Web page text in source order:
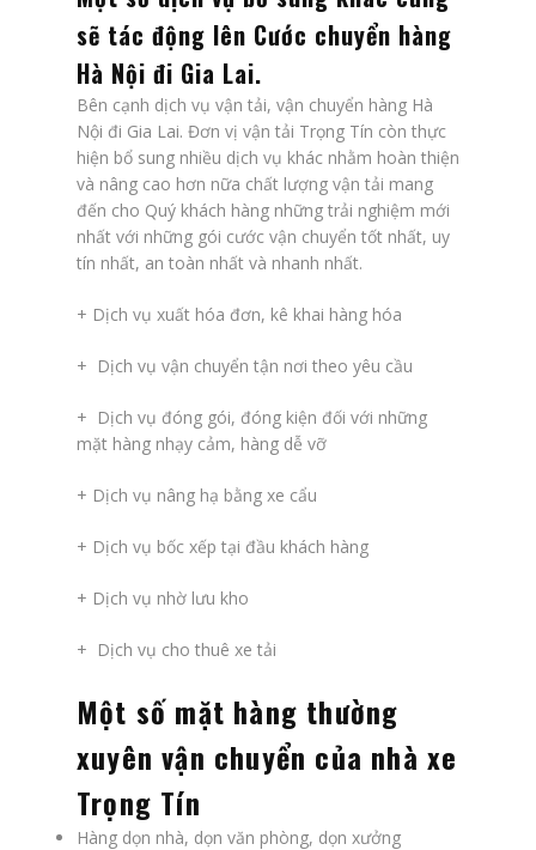
sẽ tác động lên Cước chuyển hàng
Hà Nội đi Gia Lai.
Bên cạnh dịch vụ vận tải, vận chuyển hàng Hà
Nội đi Gia Lai. Đơn vị vận tải Trọng Tín còn thực
hiện bổ sung nhiều dịch vụ khác nhằm hoàn thiện
và nâng cao hơn nữa chất lượng vận tải mang
đến cho Quý khách hàng những trải nghiệm mới
nhất với những gói cước vận chuyển tốt nhất, uy
tín nhất, an toàn nhất và nhanh nhất.
+ Dịch vụ xuất hóa đơn, kê khai hàng hóa
+ Dịch vụ vận chuyển tận nơi theo yêu cầu
+ Dịch vụ đóng gói, đóng kiện đối với những
mặt hàng nhạy cảm, hàng dễ vỡ
+ Dịch vụ nâng hạ bằng xe cẩu
+ Dịch vụ bốc xếp tại đầu khách hàng
+ Dịch vụ nhờ lưu kho
+ Dịch vụ cho thuê xe tải
Một số mặt hàng thường
xuyên vận chuyển của nhà xe
Trọng Tín
Hàng dọn nhà, dọn văn phòng, dọn xưởng